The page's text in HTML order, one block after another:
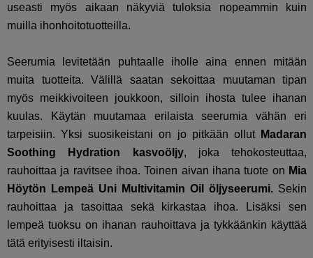
useasti myös aikaan näkyviä tuloksia nopeammin kuin
muilla ihonhoitotuotteilla.
Seerumia levitetään puhtaalle iholle aina ennen mitään
muita tuotteita. Välillä saatan sekoittaa muutaman tipan
myös meikkivoiteen joukkoon, silloin ihosta tulee ihanan
kuulas. Käytän muutamaa erilaista seerumia vähän eri
tarpeisiin. Yksi suosikeistani on jo pitkään ollut Madaran
Soothing Hydration kasvoöljy, joka tehokosteuttaa,
rauhoittaa ja ravitsee ihoa. Toinen aivan ihana tuote on Mia
Höytön Lempeä Uni Multivitamin Oil öljyseerumi. Sekin
rauhoittaa ja tasoittaa sekä kirkastaa ihoa. Lisäksi sen
lempeä tuoksu on ihanan rauhoittava ja tykkäänkin käyttää
tätä erityisesti iltaisin.